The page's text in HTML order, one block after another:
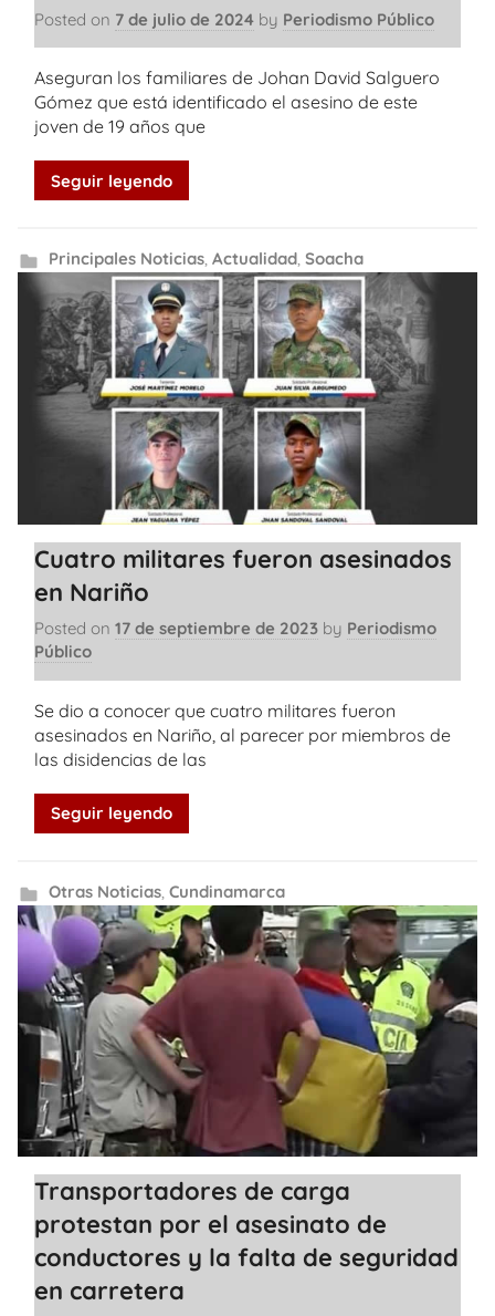
Posted on 7 de julio de 2024 by Periodismo Público
Aseguran los familiares de Johan David Salguero
Gómez que está identificado el asesino de este
joven de 19 años que
Seguir leyendo
Principales Noticias, Actualidad, Soacha
Cuatro militares fueron asesinados
en Nariño
Posted on 17 de septiembre de 2023 by Periodismo
Público
Se dio a conocer que cuatro militares fueron
asesinados en Nariño, al parecer por miembros de
las disidencias de las
Seguir leyendo
Otras Noticias, Cundinamarca
Transportadores de carga
protestan por el asesinato de
conductores y la falta de seguridad
en carretera